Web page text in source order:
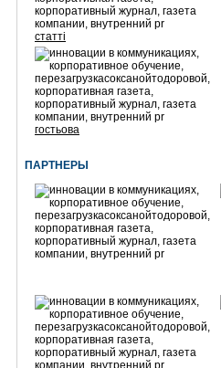
статті
гостьова
ПАРТНЕРЫ